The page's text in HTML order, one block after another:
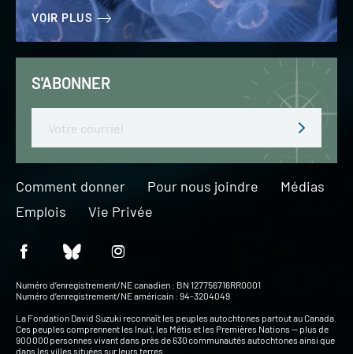
VOIR PLUS
S'ABONNER
Comment donner Pour nous joindre
Médias
Emplois
Vie Privée
Numéro d’enregistrement/NE canadien : BN 127756716RR0001
Numéro d’enregistrement/NE américain : 94-3204049
La Fondation David Suzuki reconnaît les peuples autochtones partout au Canada.
Ces peuples comprennent les Inuit, les Métis et les Premières Nations — plus de
900 000 personnes vivant dans près de 630 communautés autochtones ainsi que
dans les villes situées sur leurs terres.